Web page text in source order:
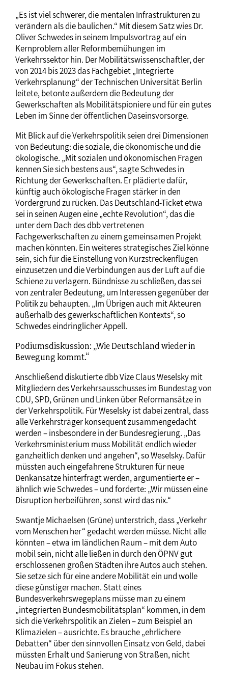
„Es ist viel schwerer, die mentalen Infrastrukturen zu
verändern als die baulichen.“ Mit diesem Satz wies Dr.
Oliver Schwedes in seinem Impulsvortrag auf ein
Kernproblem aller Reformbemühungen im
Verkehrssektor hin. Der Mobilitätswissenschaftler, der
von 2014 bis 2023 das Fachgebiet „Integrierte
Verkehrsplanung“ der Technischen Universität Berlin
leitete, betonte außerdem die Bedeutung der
Gewerkschaften als Mobilitätspioniere und für ein gutes
Leben im Sinne der öffentlichen Daseinsvorsorge.
Mit Blick auf die Verkehrspolitik seien drei Dimensionen
von Bedeutung: die soziale, die ökonomische und die
ökologische. „Mit sozialen und ökonomischen Fragen
kennen Sie sich bestens aus“, sagte Schwedes in
Richtung der Gewerkschaften. Er plädierte dafür,
künftig auch ökologische Fragen stärker in den
Vordergrund zu rücken. Das Deutschland-Ticket etwa
sei in seinen Augen eine „echte Revolution“, das die
unter dem Dach des dbb vertretenen
Fachgewerkschaften zu einem gemeinsamen Projekt
machen könnten. Ein weiteres strategisches Ziel könne
sein, sich für die Einstellung von Kurzstreckenflügen
einzusetzen und die Verbindungen aus der Luft auf die
Schiene zu verlagern. Bündnisse zu schließen, das sei
von zentraler Bedeutung, um Interessen gegenüber der
Politik zu behaupten. „Im Übrigen auch mit Akteuren
außerhalb des gewerkschaftlichen Kontexts“, so
Schwedes eindringlicher Appell.
Podiumsdiskussion: „Wie Deutschland wieder in
Bewegung kommt.“
Anschließend diskutierte dbb Vize Claus Weselsky mit
Mitgliedern des Verkehrsausschusses im Bundestag von
CDU, SPD, Grünen und Linken über Reformansätze in
der Verkehrspolitik. Für Weselsky ist dabei zentral, dass
alle Verkehrsträger konsequent zusammengedacht
werden – insbesondere in der Bundesregierung. „Das
Verkehrsministerium muss Mobilität endlich wieder
ganzheitlich denken und angehen“, so Weselsky. Dafür
müssten auch eingefahrene Strukturen für neue
Denkansätze hinterfragt werden, argumentierte er –
ähnlich wie Schwedes – und forderte: „Wir müssen eine
Disruption herbeiführen, sonst wird das nix.“
Swantje Michaelsen (Grüne) unterstrich, dass „Verkehr
vom Menschen her“ gedacht werden müsse. Nicht alle
könnten – etwa im ländlichen Raum – mit dem Auto
mobil sein, nicht alle ließen in durch den ÖPNV gut
erschlossenen großen Städten ihre Autos auch stehen.
Sie setze sich für eine andere Mobilität ein und wolle
diese günstiger machen. Statt eines
Bundesverkehrswegeplans müsse man zu einem
„integrierten Bundesmobilitätsplan“ kommen, in dem
sich die Verkehrspolitik an Zielen – zum Beispiel an
Klimazielen – ausrichte. Es brauche „ehrlichere
Debatten“ über den sinnvollen Einsatz von Geld, dabei
müssten Erhalt und Sanierung von Straßen, nicht
Neubau im Fokus stehen.